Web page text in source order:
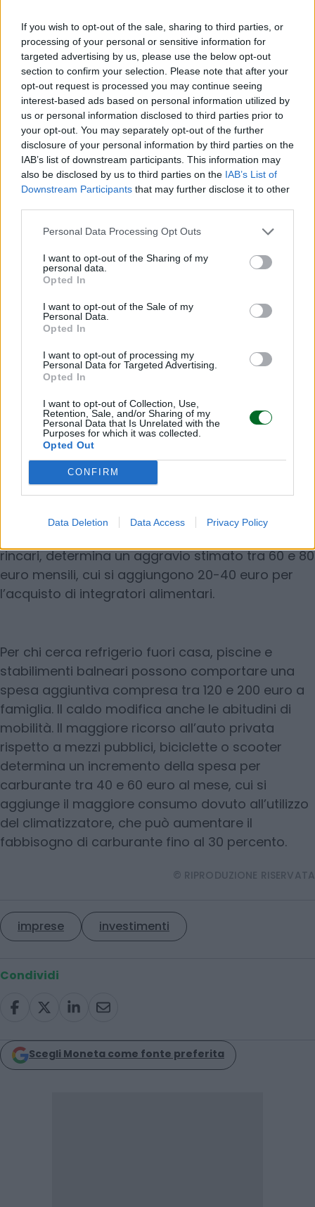
If you wish to opt-out of the sale, sharing to third parties, or
processing of your personal or sensitive information for
targeted advertising by us, please use the below opt-out
section to confirm your selection. Please note that after your
opt-out request is processed you may continue seeing
interest-based ads based on personal information utilized by
us or personal information disclosed to third parties prior to
your opt-out. You may separately opt-out of the further
disclosure of your personal information by third parties on the
IAB’s list of downstream participants. This information may
also be disclosed by us to third parties on the IAB’s List of
Downstream Participants that may further disclose it to other
Personal Data Processing Opt Outs
I want to opt-out of the Sharing of my
personal data.
Opted In
I want to opt-out of the Sale of my
Personal Data.
Opted In
I want to opt-out of processing my
Personal Data for Targeted Advertising.
Opted In
I want to opt-out of Collection, Use,
Retention, Sale, and/or Sharing of my
Personal Data that Is Unrelated with the
Purposes for which it was collected.
Opted Out
CONFIRM
Data Deletion Data Access Privacy Policy
superare nuovamente il limite europeo del 3% di
deficit.
A questi effetti macroeconomici si sommano
quelli che incidono già direttamente sui bilanci
delle famiglie. Secondo uno studio di Assoutenti, il
caldo estremo può tradursi in una spesa
aggiuntiva complessiva di circa 600 euro dove la
voce più pesante è quella energetica:
l’accensione anticipata e il maggiore utilizzo di
condizionatori e ventilatori, uniti ai rincari delle
tariffe elettriche, comportano una spesa
supplementare compresa tra 50 e 100 euro al
mese per famiglia. Assoutenti ricorda inoltre che
aumenti tariffari registrati negli ultimi mesi: sul
mercato libero le bollette sono cresciute in media
dell’8,4% su base annua, mentre per gli utenti
vulnerabili l’aggiornamento estivo disposto da
Arera è stato del +4,6%.
Anche i consumi idrici aumentano sensibilmente:
tra docce più frequenti, maggiore consumo di
acqua potabile e irrigazione di giardini e terrazzi,
la spesa cresce di altri 20-30 euro al mese. A
pesare è anche il carrello della spesa. La
maggiore richiesta di prodotti freschi come
rincari, determina un aggravio stimato tra 60 e 80
euro mensili, cui si aggiungono 20-40 euro per
l’acquisto di integratori alimentari.
Per chi cerca refrigerio fuori casa, piscine e
stabilimenti balneari possono comportare una
spesa aggiuntiva compresa tra 120 e 200 euro a
famiglia. Il caldo modifica anche le abitudini di
mobilità. Il maggiore ricorso all’auto privata
rispetto a mezzi pubblici, biciclette o scooter
determina un incremento della spesa per
carburante tra 40 e 60 euro al mese, cui si
aggiunge il maggiore consumo dovuto all’utilizzo
del climatizzatore, che può aumentare il
fabbisogno di carburante fino al 30 percento.
© RIPRODUZIONE RISERVATA
imprese investimenti
Condividi
Scegli Moneta come fonte preferita